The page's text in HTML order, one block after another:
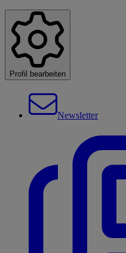
Profil bearbeiten
Newsletter